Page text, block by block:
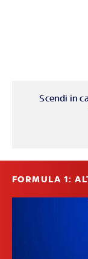
Scendi in
FORMULA 1: